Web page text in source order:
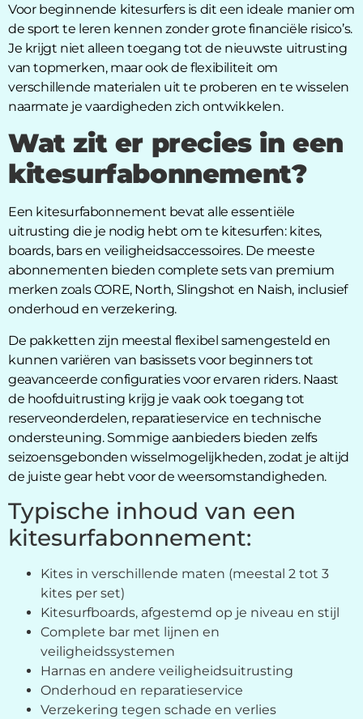
Voor beginnende kitesurfers is dit een ideale manier om
de sport te leren kennen zonder grote financiële risico’s.
Je krijgt niet alleen toegang tot de nieuwste uitrusting
van topmerken, maar ook de flexibiliteit om
verschillende materialen uit te proberen en te wisselen
naarmate je vaardigheden zich ontwikkelen.
Wat zit er precies in een
kitesurfabonnement?
Een kitesurfabonnement bevat alle essentiële
uitrusting die je nodig hebt om te kitesurfen: kites,
boards, bars en veiligheidsaccessoires. De meeste
abonnementen bieden complete sets van premium
merken zoals CORE, North, Slingshot en Naish, inclusief
onderhoud en verzekering.
De pakketten zijn meestal flexibel samengesteld en
kunnen variëren van basissets voor beginners tot
geavanceerde configuraties voor ervaren riders. Naast
de hoofduitrusting krijg je vaak ook toegang tot
reserveonderdelen, reparatieservice en technische
ondersteuning. Sommige aanbieders bieden zelfs
seizoensgebonden wisselmogelijkheden, zodat je altijd
de juiste gear hebt voor de weersomstandigheden.
Typische inhoud van een
kitesurfabonnement:
Kites in verschillende maten (meestal 2 tot 3
kites per set)
Kitesurfboards, afgestemd op je niveau en stijl
Complete bar met lijnen en
veiligheidssystemen
Harnas en andere veiligheidsuitrusting
Onderhoud en reparatieservice
Verzekering tegen schade en verlies